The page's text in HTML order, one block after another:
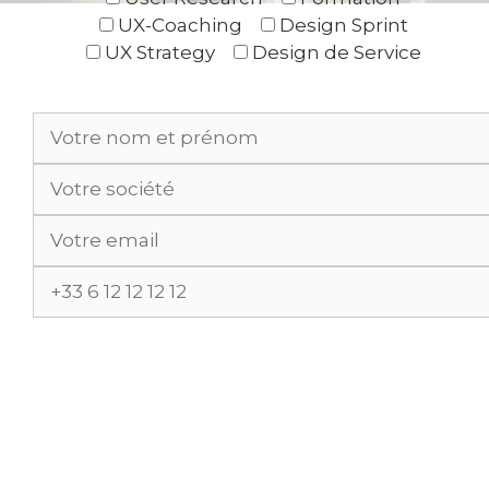
UX-Coaching
Design Sprint
UX Strategy
Design de Service